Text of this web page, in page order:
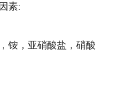
素:
铵，亚硝酸盐，硝酸